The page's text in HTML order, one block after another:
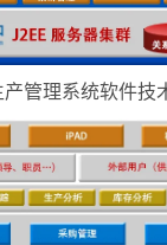
管理系统软件技